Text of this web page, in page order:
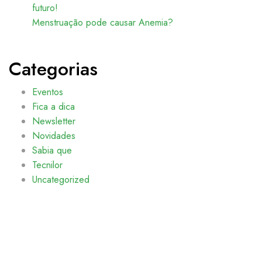
futuro!
Menstruação pode causar Anemia?
Categorias
Eventos
Fica a dica
Newsletter
Novidades
Sabia que
Tecnilor
Uncategorized